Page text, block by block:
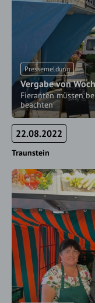
Pressemeldung
Vergabe von
Fieranten müssen
beachten
22.08.2022
Traunstein